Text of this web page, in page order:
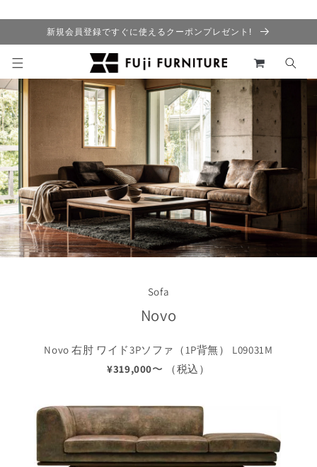
新規会員登録ですぐに使えるクーポンプレゼント!
カ
ー
ト
Sofa
Novo
Novo 右肘 ワイド3Pソファ（1P背無） L09031M
¥319,000〜 （税込）